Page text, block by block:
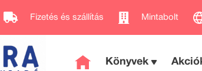
Fizetés és szállítás Mintabolt
Könyvek